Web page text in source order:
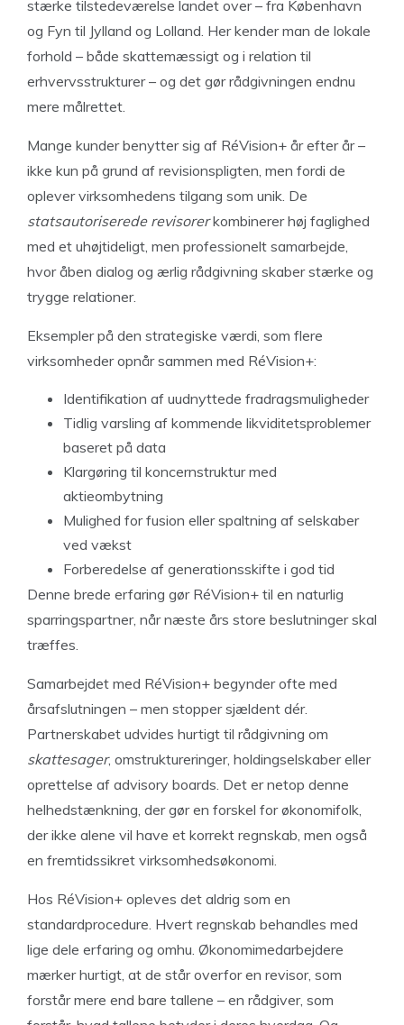
stærke tilstedeværelse landet over – fra København
og Fyn til Jylland og Lolland. Her kender man de lokale
forhold – både skattemæssigt og i relation til
erhvervsstrukturer – og det gør rådgivningen endnu
mere målrettet.
Mange kunder benytter sig af RéVision+ år efter år –
ikke kun på grund af revisionspligten, men fordi de
oplever virksomhedens tilgang som unik. De
statsautoriserede revisorerkombinerer høj faglighed
med et uhøjtideligt, men professionelt samarbejde,
hvor åben dialog og ærlig rådgivning skaber stærke og
trygge relationer.
Eksempler på den strategiske værdi, som flere
virksomheder opnår sammen med RéVision+:
Identifikation af uudnyttede fradragsmuligheder
Tidlig varsling af kommende likviditetsproblemer
baseret på data
Klargøring til koncernstruktur med
aktieombytning
Mulighed for fusion eller spaltning af selskaber
ved vækst
Forberedelse af generationsskifte i god tid
Denne brede erfaring gør RéVision+ til en naturlig
sparringspartner, når næste års store beslutninger skal
træffes.
Samarbejdet med RéVision+ begynder ofte med
årsafslutningen – men stopper sjældent dér.
Partnerskabet udvides hurtigt til rådgivning om
skattesager, omstruktureringer, holdingselskaber eller
oprettelse af advisory boards. Det er netop denne
helhedstænkning, der gør en forskel for økonomifolk,
der ikke alene vil have et korrekt regnskab, men også
en fremtidssikret virksomhedsøkonomi.
Hos RéVision+ opleves det aldrig som en
standardprocedure. Hvert regnskab behandles med
lige dele erfaring og omhu. Økonomimedarbejdere
mærker hurtigt, at de står overfor en revisor, som
forstår mere end bare tallene – en rådgiver, som